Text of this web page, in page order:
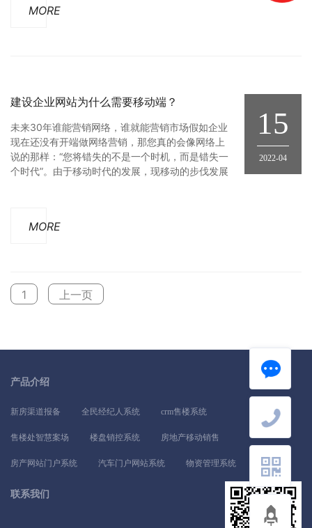
网站优秀的收录和自然排名，获得大量客户源，为
MORE
15
2022-04
建设企业网站为什么需要移动端？
未来30年谁能营销网络，谁就能营销市场假如企业
现在还没有开端做网络营销，那您真的会像网络上
说的那样：“您将错失的不是一个时机，而是错失一
个时代”。由于移动时代的发展，现移动的步伐发展
有权重一说，这方面对于站点排名起到很重要的作
MORE
1 上一页
产品介绍
新房渠道报备 全民经纪人系统 crm售楼系统
售楼处智慧案场 楼盘销控系统 房地产移动销售
房产网站门户系统 汽车门户网站系统 物资管理系统
联系我们